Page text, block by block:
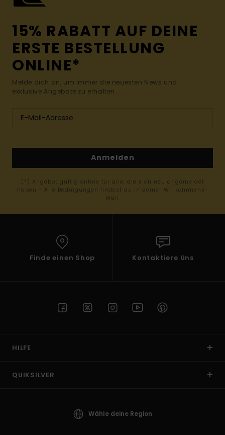
15% RABATT AUF DEINE
ERSTE BESTELLUNG
ONLINE*
Melde dich an, um immer die neuesten News und
exklusive Angebote zu erhalten.
Anmelden
(*) Angebot gültig online für alle, die sich neu angemeldet
haben - Alle Bedingungen findest du in deiner Willkommens-
Mail
Finde einen Shop Kontaktiere Uns
HILFE
QUIKSILVER
Wähle deine Region